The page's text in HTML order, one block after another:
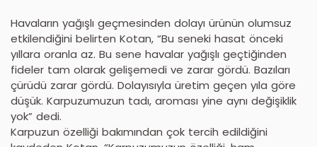
Havaların yağışlı geçmesinden dolayı ürünün olumsuz
etkilendiğini belirten Kotan, “Bu seneki hasat önceki
yıllara oranla az. Bu sene havalar yağışlı geçtiğinden
fideler tam olarak gelişemedi ve zarar gördü. Bazıları
çürüdü zarar gördü. Dolayısıyla üretim geçen yıla göre
düşük. Karpuzumuzun tadı, aroması yine aynı değişiklik
yok” dedi.
Karpuzun özelliği bakımından çok tercih edildiğini